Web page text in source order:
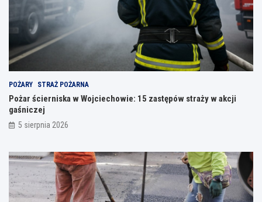
POŻARY STRAŻ POŻARNA
Pożar ścierniska w Wojciechowie: 15 zastępów straży w akcji
gaśniczej
5 sierpnia 2026